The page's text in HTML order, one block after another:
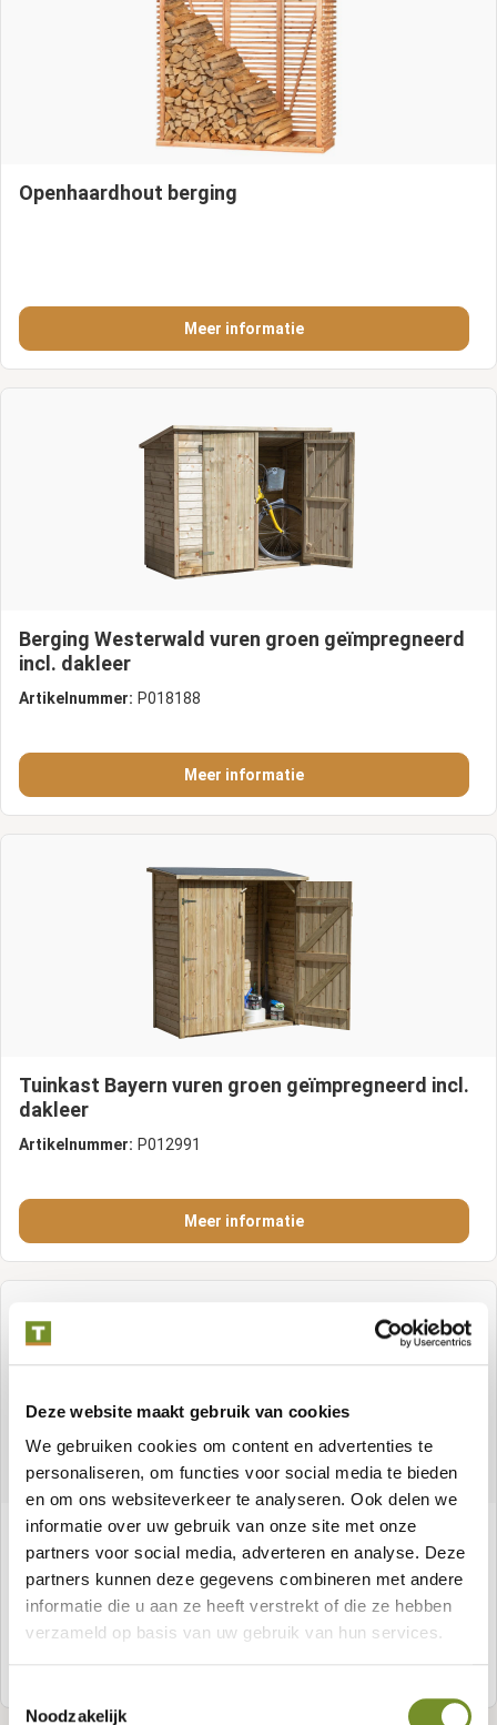
Deze website maakt gebruik van cookies
We gebruiken cookies om content en advertenties te
personaliseren, om functies voor social media te bieden
en om ons websiteverkeer te analyseren. Ook delen we
informatie over uw gebruik van onze site met onze
partners voor social media, adverteren en analyse. Deze
partners kunnen deze gegevens combineren met andere
informatie die u aan ze heeft verstrekt of die ze hebben
verzameld op basis van uw gebruik van hun services.
Noodzakelijk
Openhaardhout berging
Meer informatie
Berging Westerwald vuren groen geïmpregneerd
incl. dakleer
Artikelnummer: P018188
Meer informatie
Tuinkast Bayern vuren groen geïmpregneerd incl.
dakleer
Artikelnummer: P012991
Meer informatie
Tuinkast hardhout Montevideo incl. dakleer
Artikelnummer: K064794